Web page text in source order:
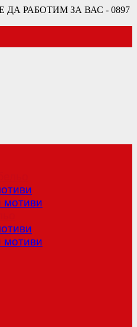
РАБОТИМ ЗА ВАС - 0897
мотиви
мотиви